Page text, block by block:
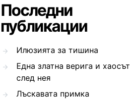
Последни
публикации
Илюзията за тишина
Една златна верига и хаосът
след нея
Лъскавата примка